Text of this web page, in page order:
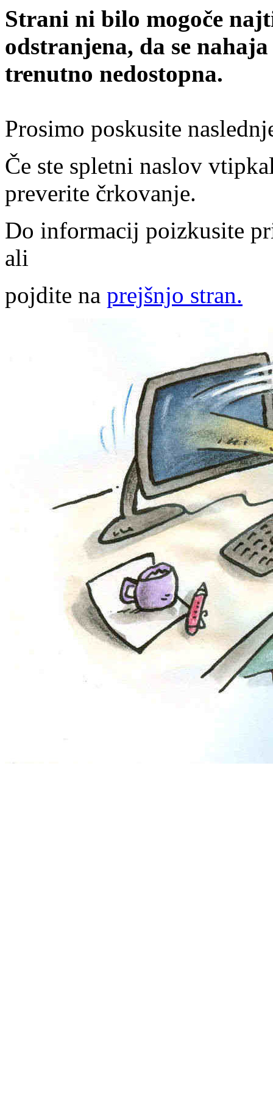
Strani ni bilo mogoče
odstranjena, da se
trenutno nedostopna.
Prosimo poskusite
Če ste spletni naslov
preverite črkovanje.
Do informacij poizkusite
ali
pojdite na prejšnjo stran.